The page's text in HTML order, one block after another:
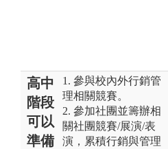
高中
階段
可以
準備
1. 參與校內外行銷管
理相關競賽。
2. 參加社團並籌辦相
關社團競賽/展演/表
演，累積行銷與管理